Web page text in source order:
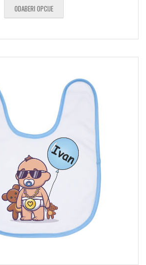
ODABERI OPCIJE